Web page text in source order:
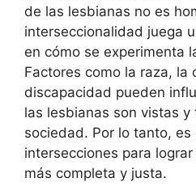
de las lesbianas no es
interseccionalidad juega
en cómo se experimenta
Factores como la raza, la
discapacidad pueden
las lesbianas son vistas y
sociedad. Por lo tanto,
intersecciones para
más completa y justa.